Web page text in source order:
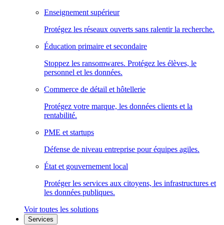
Enseignement supérieur
Protégez les réseaux ouverts sans ralentir la recherche.
Éducation primaire et secondaire
Stoppez les ransomwares. Protégez les élèves, le
personnel et les données.
Commerce de détail et hôtellerie
Protégez votre marque, les données clients et la
rentabilité.
PME et startups
Défense de niveau entreprise pour équipes agiles.
État et gouvernement local
Protéger les services aux citoyens, les infrastructures et
les données publiques.
Voir toutes les solutions
Services